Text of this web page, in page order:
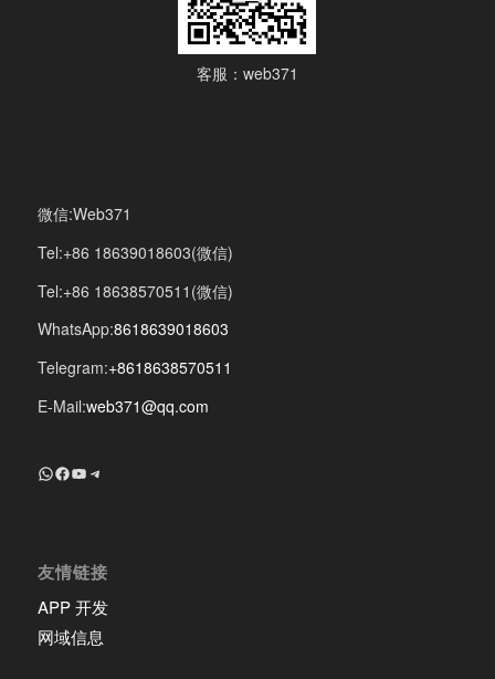
客服：web371
微信:Web371
Tel:+86 18639018603(微信)
Tel:+86 18638570511(微信)
WhatsApp:8618639018603
Telegram:+8618638570511
E-Mail:web371@qq.com
+8618639018603
Facebook
YouTube
Telegram
友情链接
APP 开发
网域信息